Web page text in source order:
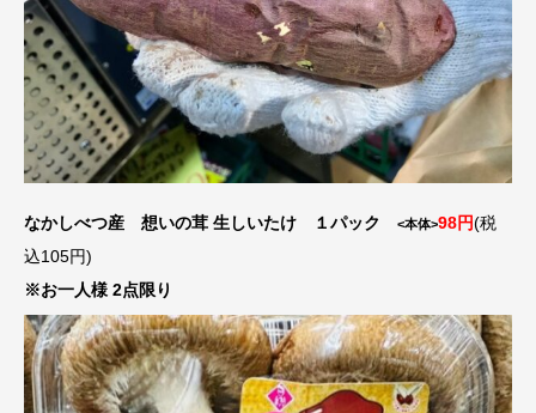
なかしべつ産 想いの茸 生しいたけ １パック <本体>98円(税
込105円)
※お一人様 2点限り